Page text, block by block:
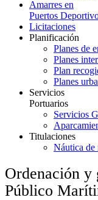
Amarres en
Puertos
Licitaciones
Planificación
Planes de
Planes
Plan
Planes
Servicios
Portuarios
Servicios
Titulaciones
Náutica de
Ordenación y
Público